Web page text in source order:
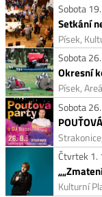
Sobota
Setkání
Písek,
Sobota
Okresní
Písek,
Sobota
Čtvrtek 1.
Kulturní